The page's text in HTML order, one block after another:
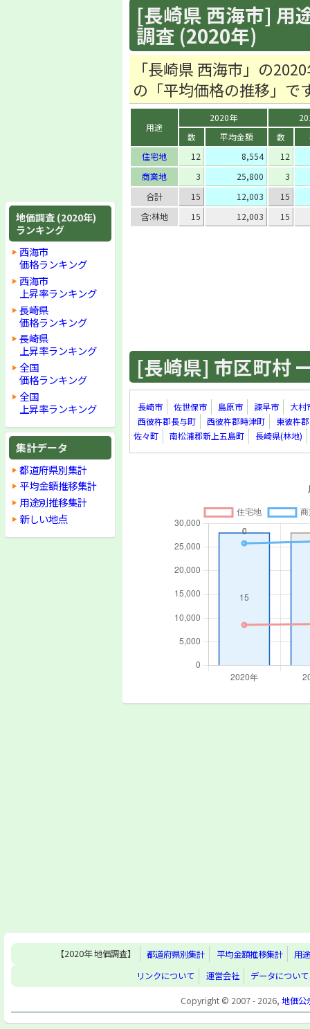
地価調査 (2020年)
ランキング
西海市
価格ランキング
西海市
上昇率ランキング
長崎県
価格ランキング
長崎県
上昇率ランキング
全国
価格ランキング
全国
上昇率ランキング
集計データ
都道府県別集計
平均金額推移集計
用途別推移集計
新しい地点
[長崎県 西海市] 用
調査 (2020年)
「長崎県 西海市」の
の「平均価格の推移」で
用途
2020年
数
平均金額 数
住宅地
12 8,554
12
商業地
3 25,800
3
合計
15 12,003
15
含:林地
15 12,003 15
[長崎県] 市区町村
長崎市 佐世保市 島原市 諫早市
大村
西彼杵郡長与町
西彼杵郡時津町
東彼杵
佐々町
南松浦郡新上五島町 長崎県(林地)
【2020年 地価調査】 都道府県別集計 平均金額推移集計
用
リンクについて
運営会社
データについて
Copyright © 2007 - 2026, 地価公